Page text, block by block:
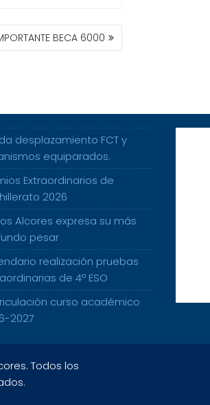
BECA 6000
desplazamiento FCT y
equiparados.
Extraordinarios de
2026
Alcores expresa su más
pesar
realización pruebas
de 4º ESO
curso académico
2027
Todos los